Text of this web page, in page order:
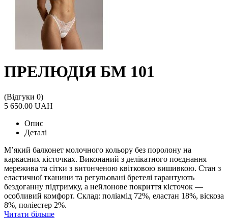
ПРЕЛЮДІЯ БМ 101
(Відгуки 0)
5 650.00 UAH
Опис
Деталі
М’який балконет молочного кольору без поролону на
каркасних кісточках. Виконаний з делікатного поєднання
мережива та сітки з витонченою квітковою вишивкою. Стан з
еластичної тканини та регульовані бретелі гарантують
бездоганну підтримку, а нейлонове покриття кісточок —
особливий комфорт. Склад: поліамід 72%, еластан 18%, віскоза
8%, поліестер 2%.
Читати більше